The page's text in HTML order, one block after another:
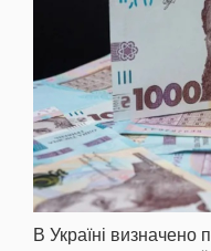
В Україні визначено